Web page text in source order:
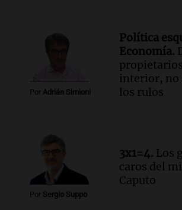
El orgullo y el sueño
Jorge Messi en una
Vargas en 2007
Una mañana para todos
Episodios
Una mañana para todos
Episodios
Audio.Una nutricionista
del desayuno ideal: qué
conviene priorizar
Por Adrián Simioni
Política
Economía.
interior, no
los rulos
Por Sergio Suppo
3x1=4. Los
caros del
Caputo